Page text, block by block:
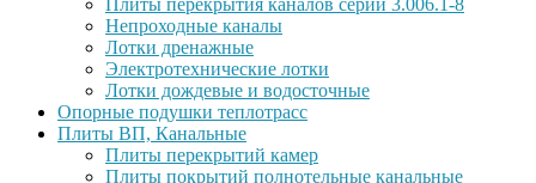
Плиты перекрытия каналов серии 3.006.1-8
Непроходные каналы
Лотки дренажные
Электротехнические лотки
Лотки дождевые и водосточные
Опорные подушки теплотрасс
Плиты ВП, Канальные
Плиты перекрытий камер
Плиты покрытий полнотельные канальные